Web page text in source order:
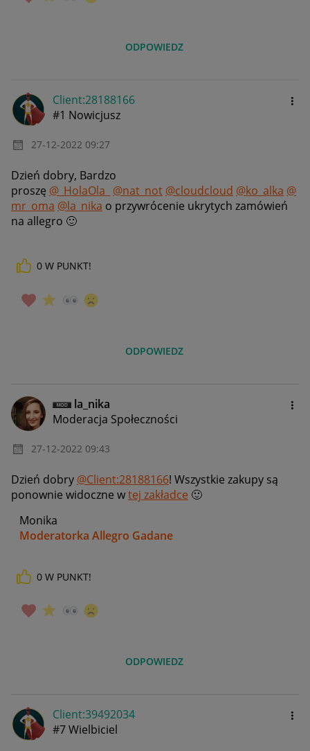
ODPOWIEDZ
Client:28188166
#1 Nowicjusz
‎27-12-2022 09:27
Dzień dobry, Bardzo
proszę @_HolaOla_ @nat_not @cloudcloud @ko_alka @
mr_oma @la_nika o przywrócenie ukrytych zamówień
na allegro 🙂
0 W PUNKT!
ODPOWIEDZ
la_nika
Moderacja Społeczności
‎27-12-2022 09:43
Dzień dobry @Client:28188166! Wszystkie zakupy są
ponownie widoczne wtej zakładce 🙂
Monika
Moderatorka Allegro Gadane
0 W PUNKT!
ODPOWIEDZ
Client:39492034
#7 Wielbiciel